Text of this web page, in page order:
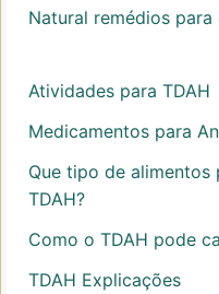
Natural remédios para
Atividades para TDAH
Medicamentos para
Que tipo de alimentos
TDAH?
Como o TDAH pode
TDAH Explicações